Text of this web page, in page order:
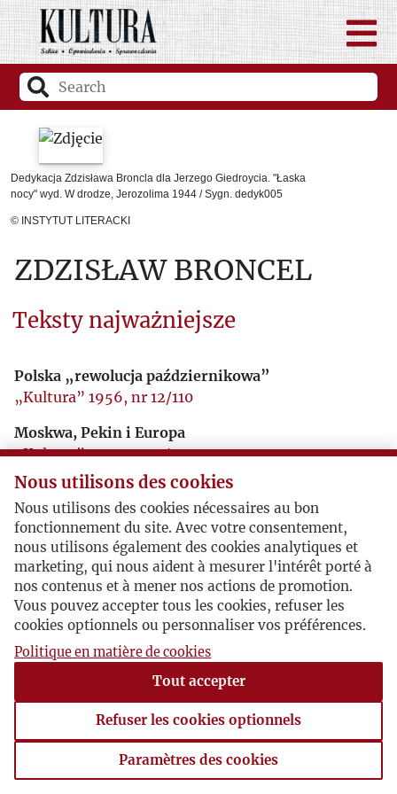
Dedykacja Zdzisława Broncla dla Jerzego Giedroycia. "Łaska
nocy" wyd. W drodze, Jerozolima 1944 / Sygn. dedyk005
© INSTYTUT LITERACKI
ZDZISŁAW BRONCEL
Teksty najważniejsze
Polska „rewolucja październikowa”
„Kultura” 1956, nr 12/110
Moskwa, Pekin i Europa
„Kultura” 1957, nr 10/120
Spóźnieni i nieprzekonani
„Kultura” 1958, nr 4/126
Nous utilisons des cookies
Nous utilisons des cookies nécessaires au bon
fonctionnement du site. Avec votre consentement,
nous utilisons également des cookies analytiques et
marketing, qui nous aident à mesurer l'intérêt porté à
nos contenus et à mener nos actions de promotion.
Vous pouvez accepter tous les cookies, refuser les
cookies optionnels ou personnaliser vos préférences.
Politique en matière de cookies
Tout accepter
Refuser les cookies optionnels
Paramètres des cookies
Paramètres des cookies